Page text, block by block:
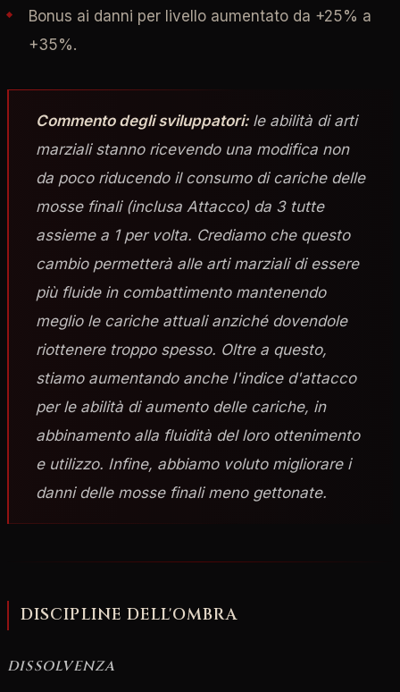
Bonus ai danni per livello aumentato da +25% a
+35%.
Commento degli sviluppatori:le abilità di arti
marziali stanno ricevendo una modifica non
da poco riducendo il consumo di cariche delle
mosse finali (inclusa Attacco) da 3 tutte
assieme a 1 per volta. Crediamo che questo
cambio permetterà alle arti marziali di essere
più fluide in combattimento mantenendo
meglio le cariche attuali anziché dovendole
riottenere troppo spesso. Oltre a questo,
stiamo aumentando anche l'indice d'attacco
per le abilità di aumento delle cariche, in
abbinamento alla fluidità del loro ottenimento
e utilizzo. Infine, abbiamo voluto migliorare i
danni delle mosse finali meno gettonate.
DISCIPLINE DELL'OMBRA
DISSOLVENZA